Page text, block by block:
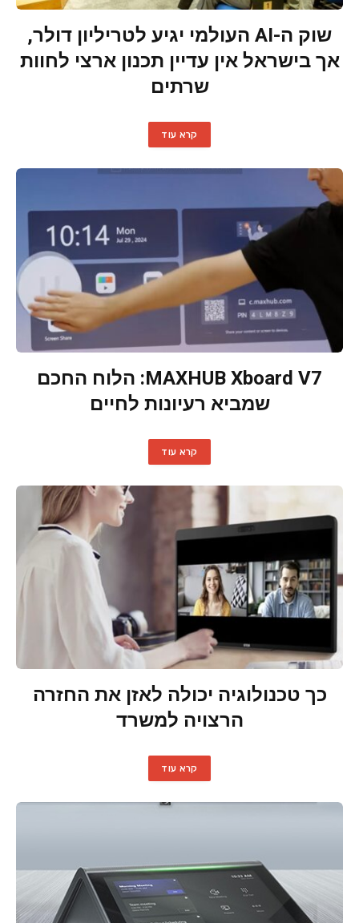
שוק ה-AI העולמי יגיע לטריליון דולר,
אך בישראל אין עדיין תכנון ארצי לחוות
שרתים
קרא עוד
MAXHUB Xboard V7: הלוח החכם
שמביא רעיונות לחיים
קרא עוד
כך טכנולוגיה יכולה לאזן את החזרה
הרצויה למשרד
קרא עוד